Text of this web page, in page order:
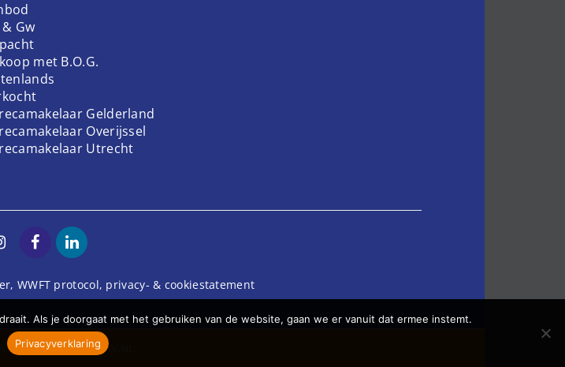
Gw
met B.O.G.
Gelderland
Overijssel
Utrecht
, WWFT protocol, privacy- & cookiestatement
| DESIGNSTUDIOVIV.NL
Als je doorgaat met het gebruiken van de website, gaan we er vanuit dat ermee instemt.
Privacyverklaring